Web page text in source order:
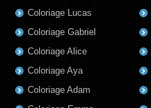
Coloriage Lucas
Coloriage Gabriel
Coloriage Alice
Coloriage Aya
Coloriage Adam